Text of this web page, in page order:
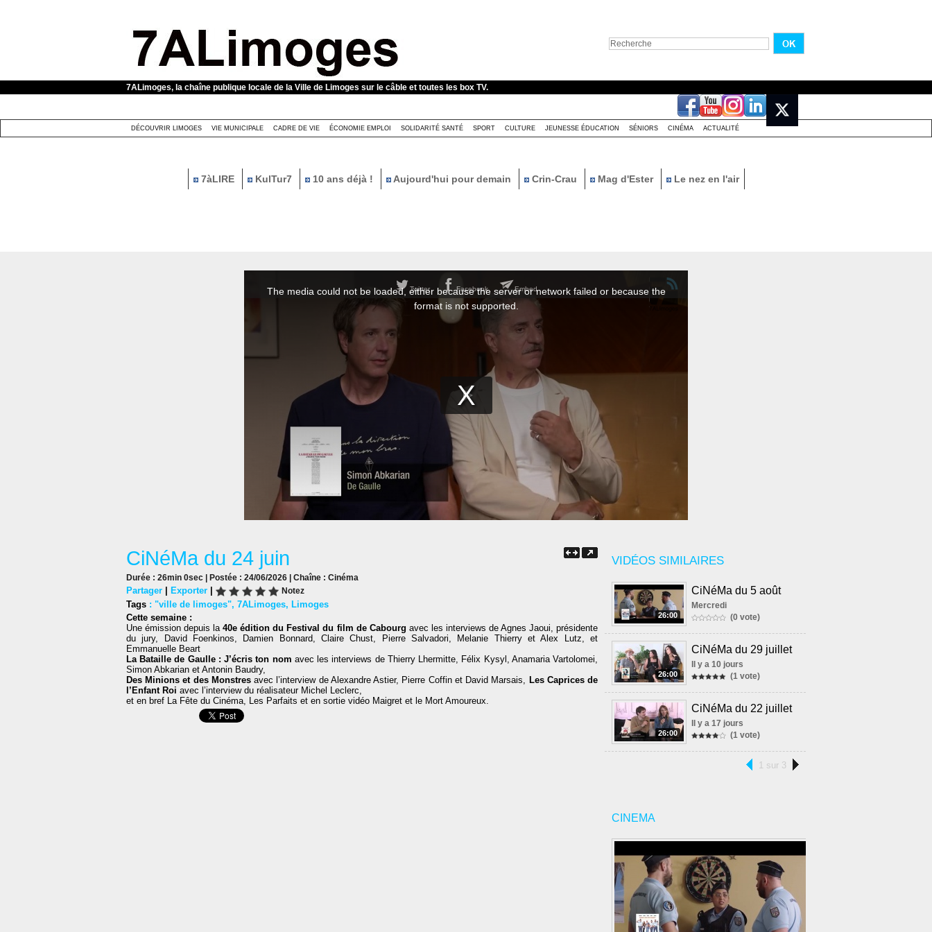
7ALimoges, la chaîne publique locale de la Ville de Limoges sur le câble et toutes les box TV.
DÉCOUVRIR LIMOGES VIE MUNICIPALE CADRE DE VIE ÉCONOMIE EMPLOI SOLIDARITÉ SANTÉ SPORT CULTURE JEUNESSE ÉDUCATION SÉNIORS CINÉMA ACTUALITÉ
7àLIRE KulTur7 10 ans déjà ! Aujourd'hui pour demain Crin-Crau Mag d'Ester Le nez en l'air
VIDÉOS SIMILAIRES
26:00
CiNéMa du 5 août
Mercredi
(0 vote)
26:00
CiNéMa du 29 juillet
Il y a 10 jours
(1 vote)
26:00
CiNéMa du 22 juillet
Il y a 17 jours
(1 vote)
1 sur 3
CINEMA
CiNéMa du 24 juin
Durée : 26min 0sec | Postée : 24/06/2026 | Chaîne : Cinéma
Partager | Exporter | Notez
Tags : "ville de limoges", 7ALimoges, Limoges
Cette semaine :
Une émission depuis la40e édition du Festival du film de Cabourg avec les interviews de Agnes Jaoui, présidente
du jury, David Foenkinos, Damien Bonnard, Claire Chust, Pierre Salvadori, Melanie Thierry et Alex Lutz, et
Emmanuelle Beart
La Bataille de Gaulle : J’écris ton nom avec les interviews de Thierry Lhermitte, Félix Kysyl, Anamaria Vartolomei,
Simon Abkarian et Antonin Baudry,
Des Minions et des Monstresavec l’interview de Alexandre Astier, Pierre Coffin et David Marsais, Les Caprices de
l’Enfant Roi avec l’interview du réalisateur Michel Leclerc,
et en bref La Fête du Cinéma, Les Parfaits et en sortie vidéo Maigret et le Mort Amoureux.